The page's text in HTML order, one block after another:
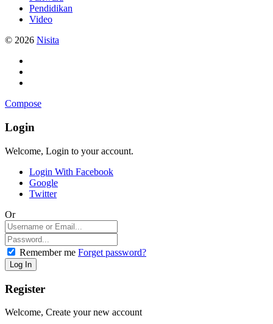
Pendidikan
Video
© 2026 Nisita
Compose
Login
Welcome, Login to your account.
Login With Facebook
Google
Twitter
Or
Remember me Forget password?
Register
Welcome, Create your new account